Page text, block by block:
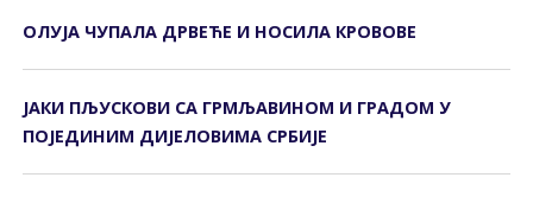
ОЛУЈА ЧУПАЛА ДРВЕЋЕ И НОСИЛА КРОВОВЕ
ЈАКИ ПЉУСКОВИ СА ГРМЉАВИНОМ И ГРАДОМ У
ПОЈЕДИНИМ ДИЈЕЛОВИМА СРБИЈЕ